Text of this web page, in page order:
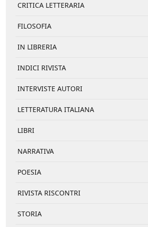
CRITICA LETTERARIA
FILOSOFIA
IN LIBRERIA
INDICI RIVISTA
INTERVISTE AUTORI
LETTERATURA ITALIANA
LIBRI
NARRATIVA
POESIA
RIVISTA RISCONTRI
STORIA